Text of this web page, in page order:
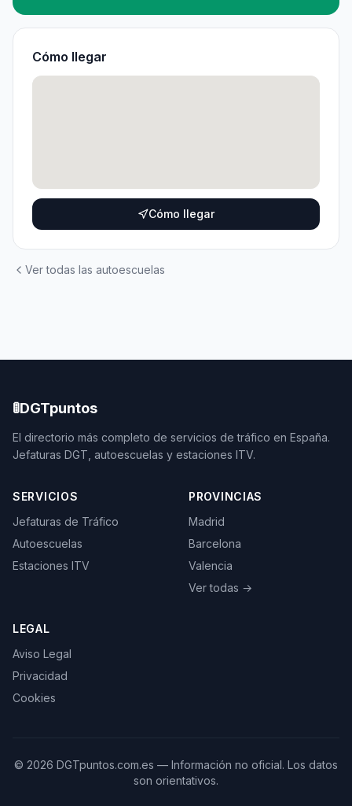
Cómo llegar
Cómo llegar
Ver todas las autoescuelas
🚦DGTpuntos
El directorio más completo de servicios de tráfico en España.
Jefaturas DGT, autoescuelas y estaciones ITV.
SERVICIOS
Jefaturas de Tráfico
Autoescuelas
Estaciones ITV
PROVINCIAS
Madrid
Barcelona
Valencia
Ver todas →
LEGAL
Aviso Legal
Privacidad
Cookies
© 2026 DGTpuntos.com.es — Información no oficial. Los datos
son orientativos.